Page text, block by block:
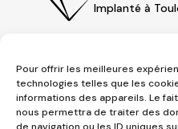
Pour offrir les meilleures
technologies telles que les
informations des appareils. Le
nous permettra de traiter des
Implanté à